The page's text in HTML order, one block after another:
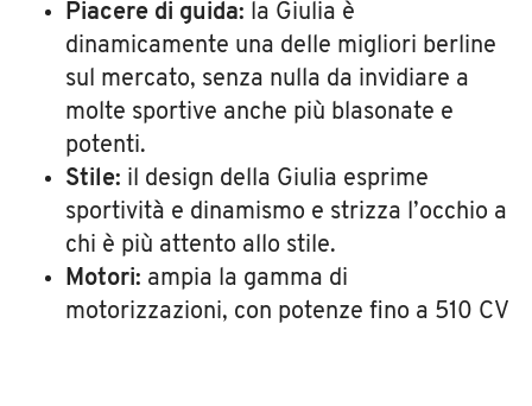
Piacere di guida: la Giulia è
dinamicamente una delle migliori berline
sul mercato, senza nulla da invidiare a
molte sportive anche più blasonate e
potenti.
Stile: il design della Giulia esprime
sportività e dinamismo e strizza l’occhio a
chi è più attento allo stile.
Motori: ampia la gamma di
motorizzazioni, con potenze fino a 510 CV